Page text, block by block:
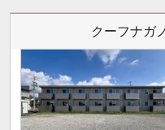
クーフナガ